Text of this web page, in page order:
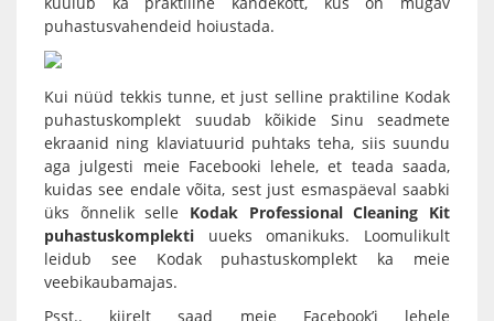
puhastusvahendeid hoiustada.
Kui nüüd tekkis tunne, et just selline praktiline Kodak
puhastuskomplekt suudab kõikide Sinu seadmete
ekraanid ning klaviatuurid puhtaks teha, siis suundu
aga julgesti meie Facebooki lehele, et teada saada,
kuidas see endale võita, sest just esmaspäeval saabki
üks õnnelik selle Kodak Professional Cleaning Kit
puhastuskomplekti uueks omanikuks. Loomulikult
leidub see Kodak puhastuskomplekt ka meie
veebikaubamajas.
Psst.. kiirelt saad meie Facebook’i lehele